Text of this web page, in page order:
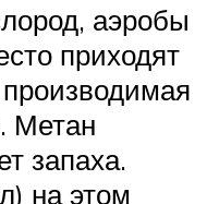
аэробы
приходят
Метан
запаха.
на этом